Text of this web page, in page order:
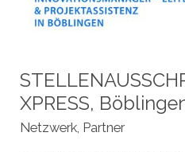
XPRESS,
Netzwerk, Partner